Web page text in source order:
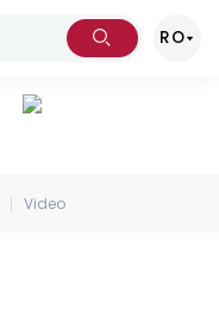
RO
Video